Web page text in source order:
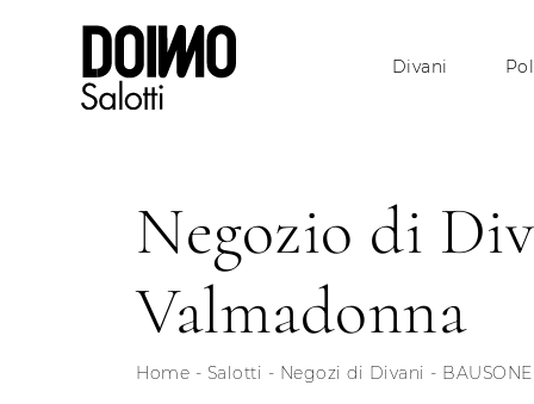
Divani
Negozio di
Valmadonna
Home - Salotti - Negozi di Divani -